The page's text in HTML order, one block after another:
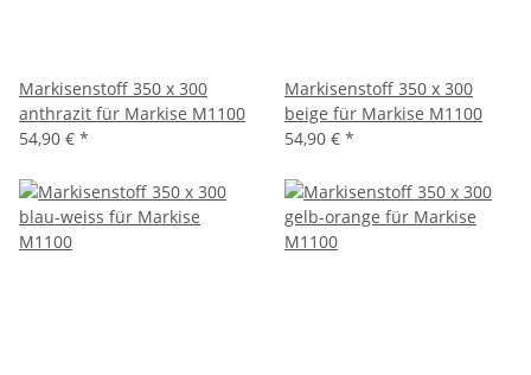
Markisenstoff 350 x 300
anthrazit für Markise M1100
54,90 € *
Markisenstoff 350 x 300
beige für Markise M1100
54,90 € *